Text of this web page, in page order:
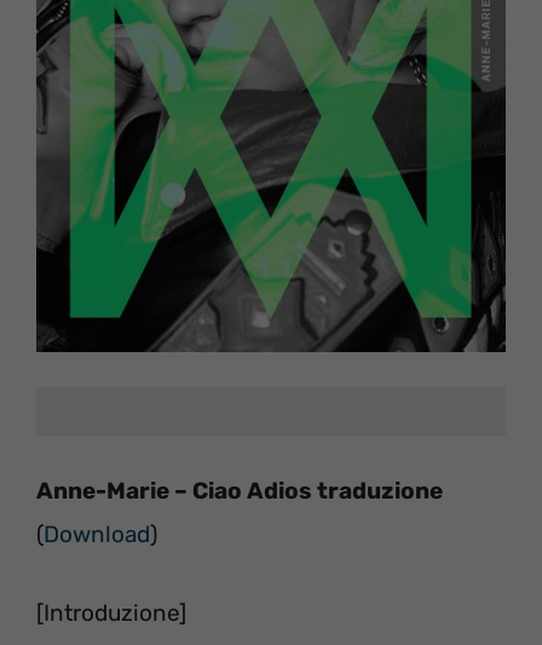
Anne-Marie – Ciao Adios traduzione
(Download)
[Introduzione]